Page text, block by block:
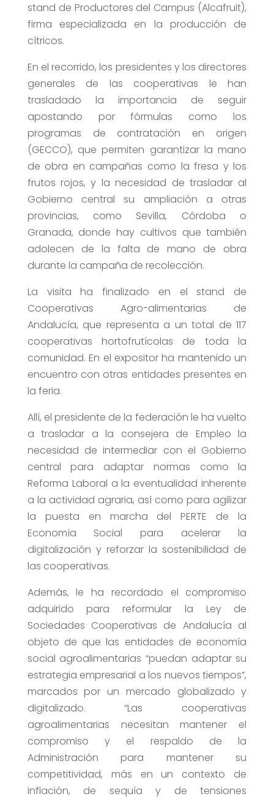
stand de Productores del Campus (Alcafruit),
firma especializada en la producción de
cítricos.
En el recorrido, los presidentes y los directores
generales de las cooperativas le han
trasladado la importancia de seguir
apostando por fórmulas como los
programas de contratación en origen
(GECCO), que permiten garantizar la mano
de obra en campañas como la fresa y los
frutos rojos, y la necesidad de trasladar al
Gobierno central su ampliación a otras
provincias, como Sevilla, Córdoba o
Granada, donde hay cultivos que también
adolecen de la falta de mano de obra
durante la campaña de recolección.
La visita ha finalizado en el stand de
Cooperativas Agro-alimentarias de
Andalucía, que representa a un total de 117
cooperativas hortofrutícolas de toda la
comunidad. En el expositor ha mantenido un
encuentro con otras entidades presentes en
la feria.
Allí, el presidente de la federación le ha vuelto
a trasladar a la consejera de Empleo la
necesidad de intermediar con el Gobierno
central para adaptar normas como la
Reforma Laboral a la eventualidad inherente
a la actividad agraria, así como para agilizar
la puesta en marcha del PERTE de la
Economía Social para acelerar la
digitalización y reforzar la sostenibilidad de
las cooperativas.
Además, le ha recordado el compromiso
adquirido para reformular la Ley de
Sociedades Cooperativas de Andalucía al
objeto de que las entidades de economía
social agroalimentarias “puedan adaptar su
estrategia empresarial a los nuevos tiempos”,
marcados por un mercado globalizado y
digitalizado. “Las cooperativas
agroalimentarias necesitan mantener el
compromiso y el respaldo de la
Administración para mantener su
competitividad, más en un contexto de
inflación, de sequía y de tensiones